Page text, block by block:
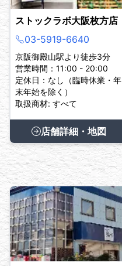
ストックラボ大阪枚方店
03-5919-6640
京阪御殿山駅より徒歩3分
営業時間：11:00 - 20:00
定休日：なし（臨時休業・年
末年始を除く）
取扱商材: すべて
店舗詳細・地図